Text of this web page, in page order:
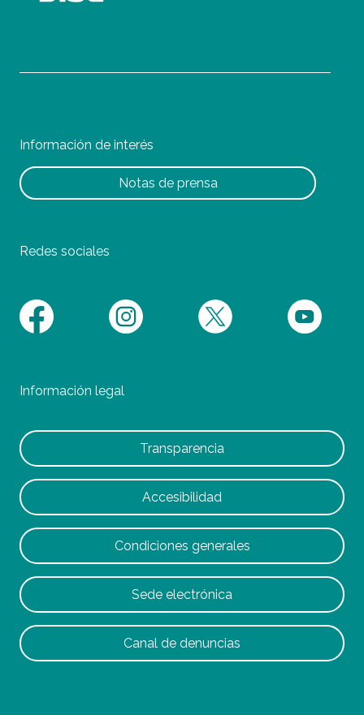
Información de interés
Notas de prensa
Redes sociales
Información legal
Transparencia
Accesibilidad
Condiciones generales
Sede electrónica
Canal de denuncias